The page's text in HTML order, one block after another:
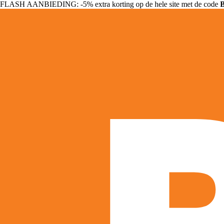
FLASH AANBIEDING: -5% extra korting op de hele site met de code